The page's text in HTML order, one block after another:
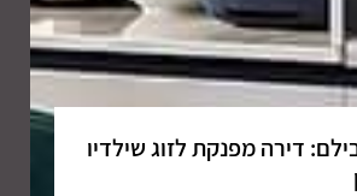
דירה מפנקת לזוג שילדיו